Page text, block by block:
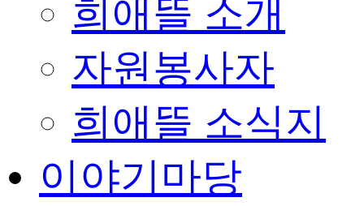
희애뜰 소개
자원봉사자
희애뜰 소식지
이야기마당